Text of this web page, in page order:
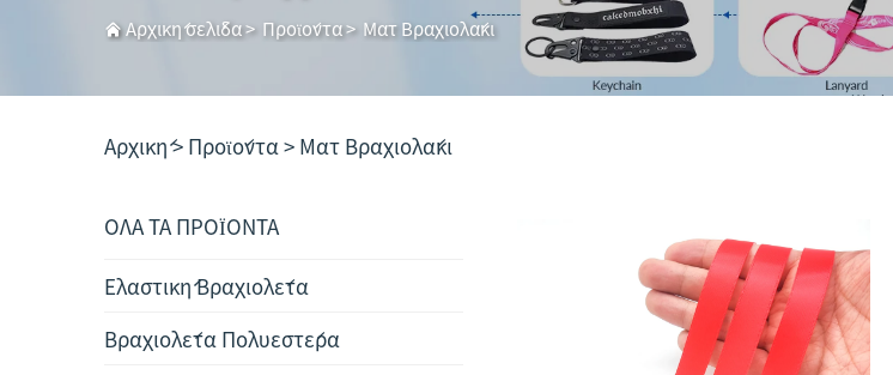
Αρχική σελίδα> Προϊόντα> Ματ Βραχιολάκι
Αρχική > Προϊόντα> Ματ Βραχιολάκι
ΟΛΑ ΤΑ ΠΡΟΪΟΝΤΑ
Ελαστική Βραχιολέτα
Βραχιολέτα Πολυεστέρα